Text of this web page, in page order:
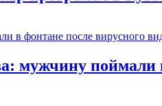
мужчину поймали